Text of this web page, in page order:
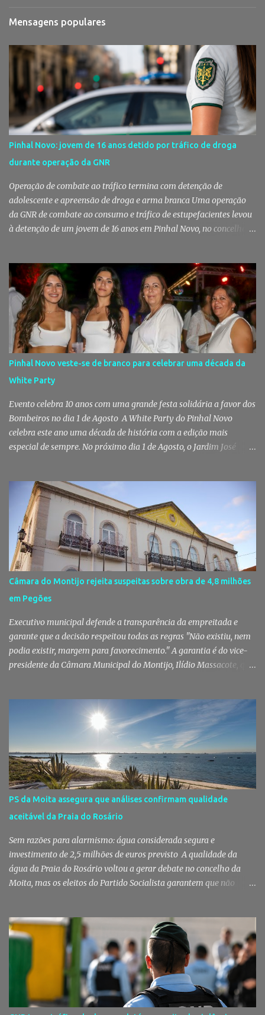
Mensagens populares
Pinhal Novo: jovem de 16 anos detido por tráfico de droga
durante operação da GNR
Operação de combate ao tráfico termina com detenção de
adolescente e apreensão de droga e arma branca Uma operação
da GNR de combate ao consumo e tráfico de estupefacientes levou
à detenção de um jovem de 16 anos em Pinhal Novo, no concelho
das autoridades sobre este tipo de criminalidade no distrito de
Setúbal. Droga, arma branca e dinheiro apreendidos pela GNR Um
jovem de 16 anos foi detido na segunda-feira, 28 de Julho, por
suspeitas da prática do crime de tráfico de estupefacientes, na
localidade de Pinhal Novo. A detenção foi efetuada pelo Comando
Territorial de Setúbal da GNR, através do Posto Territorial de
Pinhal Novo, no âmbito de uma operação de fiscalização
especialmente direcionada para o combate ao consumo e tráfico
de droga. Segundo a GNR, "os militares da Guarda identificaram
vários indivíduos" durante a ação policial realizada em Pi...
Pinhal Novo veste-se de branco para celebrar uma década da
White Party
Evento celebra 10 anos com uma grande festa solidária a favor dos
Bombeiros no dia 1 de Agosto A White Party do Pinhal Novo
celebra este ano uma década de história com a edição mais
especial de sempre. No próximo dia 1 de Agosto, o Jardim José
que parte das receitas reverterá para a Associação Humanitária
dos Bombeiros Voluntários do Pinhal Novo, reforçando o espírito
comunitário que sempre distinguiu este evento. O branco é a cor
essencial da festa de 1 de Agosto no Pinhal Novo 10 anos depois da
primeira edição, a White Party continua a ser muito mais do que
uma pista de dança ao ar livre. É um ponto de encontro entre
gerações, um momento de reencontro entre amigos e famílias,
mas também o reflexo daquilo que distingue o Pinhal Novo: a
capacidade de transformar uma ideia simples numa tradição que
mobiliza milhares de pessoas. Todos os anos, quando ch...
Câmara do Montijo rejeita suspeitas sobre obra de 4,8 milhões
em Pegões
Executivo municipal defende a transparência da empreitada e
garante que a decisão respeitou todas as regras "Não existiu, nem
podia existir, margem para favorecimento." A garantia é do vice-
presidente da Câmara Municipal do Montijo, Ilídio Massacote, que
decorreu com total transparência, cumpriu todas as exigências
legais e apenas avançou para ajuste direto depois de três
concursos públicos terem ficado desertos. Município responde às
dúvidas sobre a adjudicação da nova escola A Câmara Municipal
do Montijo veio a público responder às dúvidas levantadas em
torno da adjudicação da construção do futuro Centro Escolar de
Pegões, uma empreitada de cerca de 4,8 milhões de euros que
ganhou destaque após uma notícia publicada pelo Página UM. O
jornal questionou, entre outros aspetos, o recurso ao ajuste direto
e a escolha da empresa adjudicatária, uma socied...
PS da Moita assegura que análises confirmam qualidade
aceitável da Praia do Rosário
Sem razões para alarmismo: água considerada segura e
investimento de 2,5 milhões de euros previsto A qualidade da
água da Praia do Rosário voltou a gerar debate no concelho da
Moita, mas os eleitos do Partido Socialista garantem que não
classificação de "Qualidade Aceitável", - posição validada pela a
Agência Portuguesa do Ambiente a 29 de Julho - acusam
algumas informações de criarem preocupações injustificadas e
reforçam que a valorização daquele espaço passa por um
investimento de cerca de 2,5 milhões de euros previsto pela
Câmara Municipal. A praia é um dos espaços naturais mais
emblemáticos da Moita A reação surge depois de terem sido